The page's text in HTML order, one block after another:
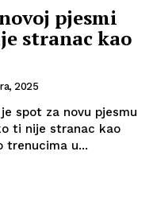
pjesmi
stranac kao
2025
spot za novu pjesmu
ti nije stranac kao
o trenucima u...